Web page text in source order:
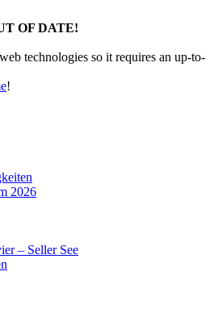
OF DATE!
technologies so it requires an up-to-
!
2026
– Seller See